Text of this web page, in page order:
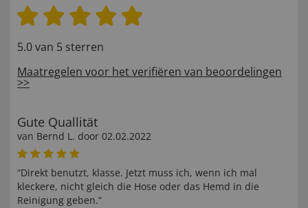
5.0 van 5 sterren
Maatregelen voor het verifiëren van beoordelingen
>>
Gute Quallität
van Bernd L. door 02.02.2022
“Direkt benutzt, klasse. Jetzt muss ich, wenn ich mal
kleckere, nicht gleich die Hose oder das Hemd in die
Reinigung geben.”